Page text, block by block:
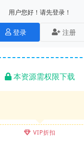
用户您好！请先登录！
登录 注册
本资源需权限下载
VIP折扣